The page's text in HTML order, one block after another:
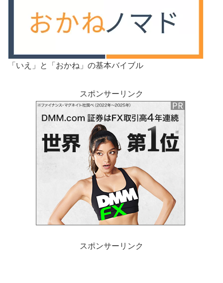
「いえ」と「おかね」の基本バイブル
スポンサーリンク
スポンサーリンク